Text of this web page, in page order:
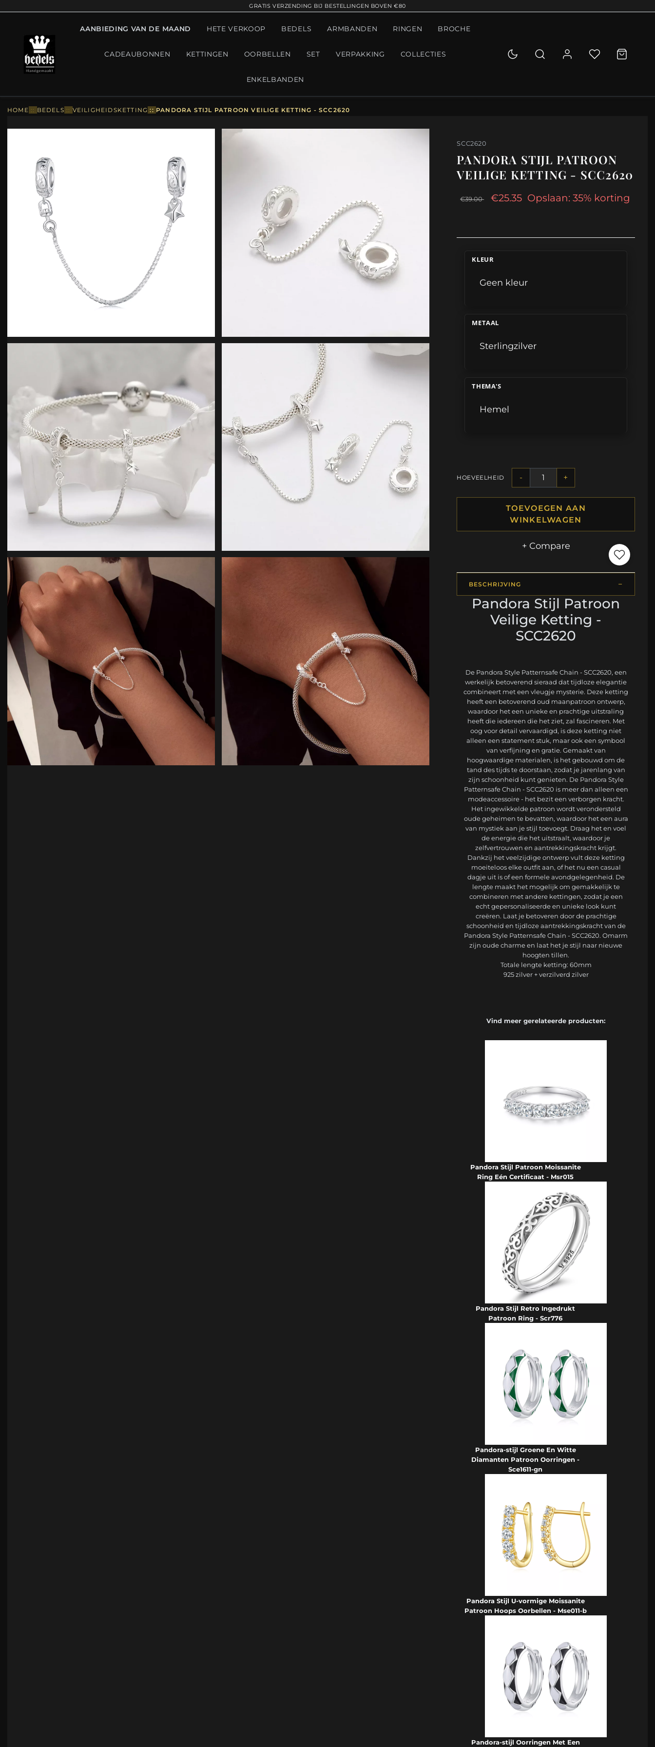
GRATIS VERZENDING BIJ BESTELLINGEN BOVEN €80
AANBIEDING VAN DE MAAND HETE VERKOOP BEDELS ARMBANDEN RINGEN BROCHE
CADEAUBONNEN KETTINGEN OORBELLEN SET VERPAKKING COLLECTIES
ENKELBANDEN
HOME :: BEDELS :: VEILIGHEIDSKETTING :: PANDORA STIJL PATROON VEILIGE KETTING - SCC2620
SCC2620
PANDORA STIJL PATROON
VEILIGE KETTING - SCC2620
€39.00 €25.35 Opslaan: 35% korting
KLEUR
Geen kleur
METAAL
Sterlingzilver
THEMA'S
Hemel
HOEVEELHEID - +
TOEVOEGEN AAN
WINKELWAGEN
+ Compare
BESCHRIJVING
Pandora Stijl Patroon
Veilige Ketting -
SCC2620
De Pandora Style Patternsafe Chain - SCC2620, een
werkelijk betoverend sieraad dat tijdloze elegantie
combineert met een vleugje mysterie. Deze ketting
heeft een betoverend oud maanpatroon ontwerp,
waardoor het een unieke en prachtige uitstraling
heeft die iedereen die het ziet, zal fascineren. Met
oog voor detail vervaardigd, is deze ketting niet
alleen een statement stuk, maar ook een symbool
van verfijning en gratie. Gemaakt van
hoogwaardige materialen, is het gebouwd om de
tand des tijds te doorstaan, zodat je jarenlang van
zijn schoonheid kunt genieten. De Pandora Style
Patternsafe Chain - SCC2620 is meer dan alleen een
modeaccessoire - het bezit een verborgen kracht.
Het ingewikkelde patroon wordt verondersteld
oude geheimen te bevatten, waardoor het een aura
van mystiek aan je stijl toevoegt. Draag het en voel
de energie die het uitstraalt, waardoor je
zelfvertrouwen en aantrekkingskracht krijgt.
Dankzij het veelzijdige ontwerp vult deze ketting
moeiteloos elke outfit aan, of het nu een casual
dagje uit is of een formele avondgelegenheid. De
lengte maakt het mogelijk om gemakkelijk te
combineren met andere kettingen, zodat je een
echt gepersonaliseerde en unieke look kunt
creëren. Laat je betoveren door de prachtige
schoonheid en tijdloze aantrekkingskracht van de
Pandora Style Patternsafe Chain - SCC2620. Omarm
zijn oude charme en laat het je stijl naar nieuwe
hoogten tillen.
Totale lengte ketting: 60mm
925 zilver + verzilverd zilver
Vind meer gerelateerde producten:
Pandora Stijl Patroon Moissanite
Ring Eén Certificaat - Msr015
Pandora Stijl Retro Ingedrukt
Patroon Ring - Scr776
Pandora-stijl Groene En Witte
Diamanten Patroon Oorringen -
Sce1611-gn
Pandora Stijl U-vormige Moissanite
Patroon Hoops Oorbellen - Mse011-b
Pandora-stijl Oorringen Met Een